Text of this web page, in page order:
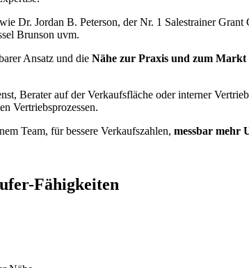
Dr. Jordan B. Peterson, der Nr. 1 Salestrainer
Brunson uvm.
Ansatz und die Nähe zur Praxis und zum Markt
Berater auf der Verkaufsfläche oder interner
Vertriebsprozessen.
Team, für bessere Verkaufszahlen, messbar mehr
Fähigkeiten